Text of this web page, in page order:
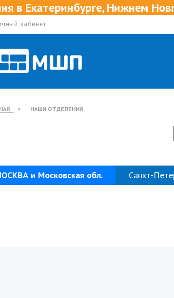
Нижнем Новгороде и Казани
кабинет
> НАШИ ОТДЕЛЕНИЯ
и Московская обл. Санкт-